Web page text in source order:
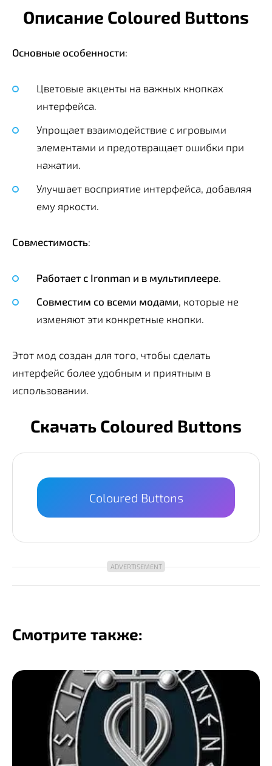
Описание Coloured Buttons
Основные особенности:
Цветовые акценты на важных кнопках
интерфейса.
Упрощает взаимодействие с игровыми
элементами и предотвращает ошибки при
нажатии.
Улучшает восприятие интерфейса, добавляя
ему яркости.
Совместимость:
Работает с Ironman и в мультиплеере
Совместим со всеми модами , которые не
изменяют эти конкретные кнопки.
Этот мод создан для того, чтобы сделать
интерфейс более удобным и приятным в
использовании.
Скачать Coloured Buttons
Coloured Buttons
Смотрите также: